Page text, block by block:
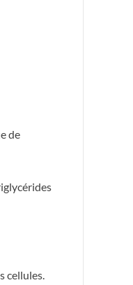
de
cellules.